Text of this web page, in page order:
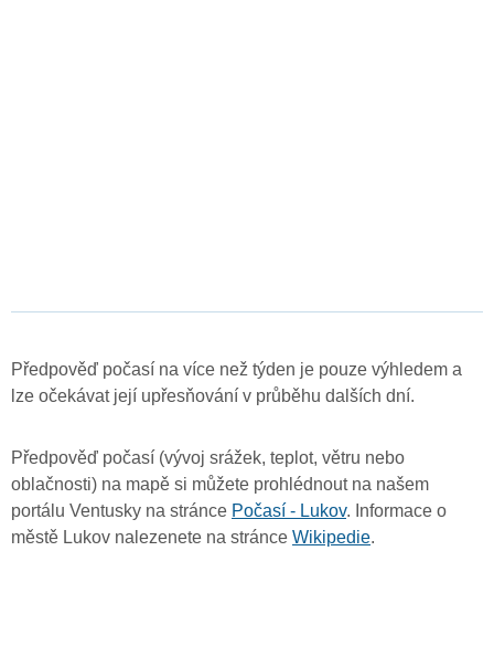
Předpověď počasí na více než týden je pouze výhledem a
lze očekávat její upřesňování v průběhu dalších dní.
Předpověď počasí (vývoj srážek, teplot, větru nebo
oblačnosti) na mapě si můžete prohlédnout na našem
portálu Ventusky na stránce Počasí - Lukov. Informace o
městě Lukov nalezenete na stránce Wikipedie.